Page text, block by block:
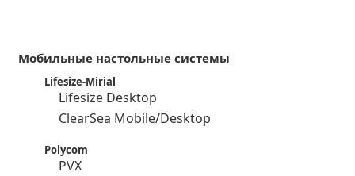
Мобильные настольные системы
Lifesize-Mirial
Lifesize Desktop
ClearSea Mobile/Desktop
Polycom
PVX